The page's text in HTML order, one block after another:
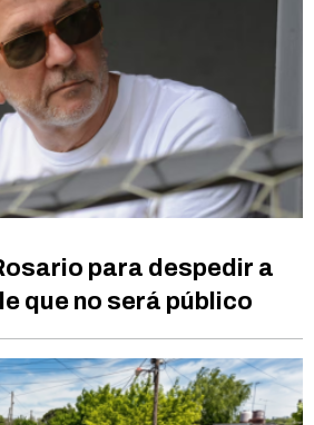
para despedir a
que no será público